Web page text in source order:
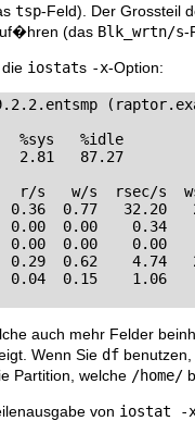
tsp-Feld). Der Grossteil
(das Blk_wrtn/s-
iostats -x-Option:
%sys   %idle
2.81   87.27
r/s   w/s  rsec/s
0.36  0.77   32.20
0.00  0.00    0.34
0.00  0.00    0.00
0.29  0.62    4.74
0.04  0.15    1.06
auch mehr Felder
Wenn Sie df
Partition, welche /home/
von iostat -